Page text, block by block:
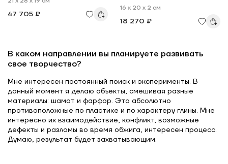
47 705 ₽
16 x 20 x 2 см
18 270 ₽
В каком направлении вы планируете развивать
свое творчество?
Мне интересен постоянный поиск и эксперименты. В
данный момент я делаю объекты, смешивая разные
материалы: шамот и фарфор. Это абсолютно
противоположные по пластике и по характеру глины. Мне
интересно их взаимодействие, конфликт, возможные
дефекты и разломы во время обжига, интересен процесс.
Думаю, результат будет захватывающим.